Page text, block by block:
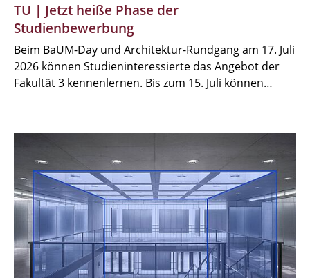
TU | Jetzt heiße Phase der
Studienbewerbung
Beim BaUM-Day und Architektur-Rundgang am 17. Juli
2026 können Studieninteressierte das Angebot der
Fakultät 3 kennenlernen. Bis zum 15. Juli können…